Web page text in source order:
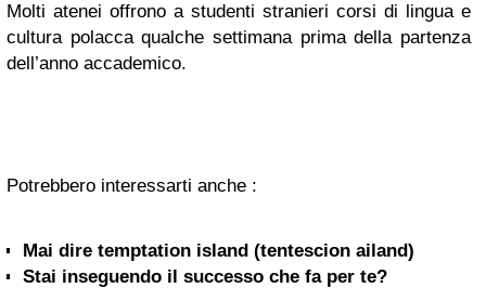
Molti atenei offrono a studenti stranieri corsi di lingua e
cultura polacca qualche settimana prima della partenza
dell’anno accademico.
Potrebbero interessarti anche :
Mai dire temptation island (tentescion ailand)
Stai inseguendo il successo che fa per te?